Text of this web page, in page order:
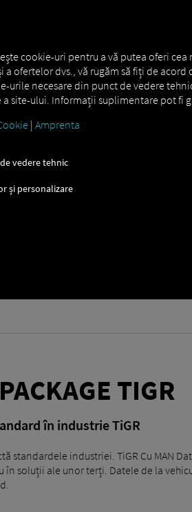
TIGR
în industrie TiGR
standardele industriei. TiGR Cu MAN
în soluții ale unor terți. Datele de la
cookie-uri pentru a vă putea oferi
a ofertelor dvs., vă rugăm să fiți de
urile necesare din punct de vedere
a site-ului. Informații suplimentare pot
| Amprenta
vedere tehnic
și personalizare